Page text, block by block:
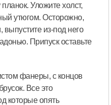
Уложите холст,
утюгом. Осторожно,
выпустите из-под него
Припуск оставьте
фанеры, с концов
Все это
которые опять